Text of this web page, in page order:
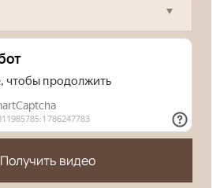
Получить видео